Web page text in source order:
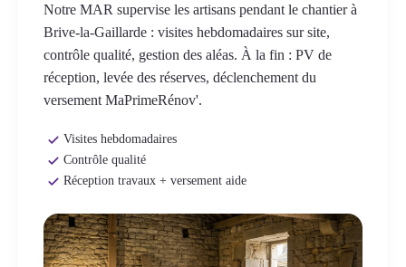
Notre MAR supervise les artisans pendant le chantier à
Brive-la-Gaillarde : visites hebdomadaires sur site,
contrôle qualité, gestion des aléas. À la fin : PV de
réception, levée des réserves, déclenchement du
versement MaPrimeRénov'.
Visites hebdomadaires
Contrôle qualité
Réception travaux + versement aide